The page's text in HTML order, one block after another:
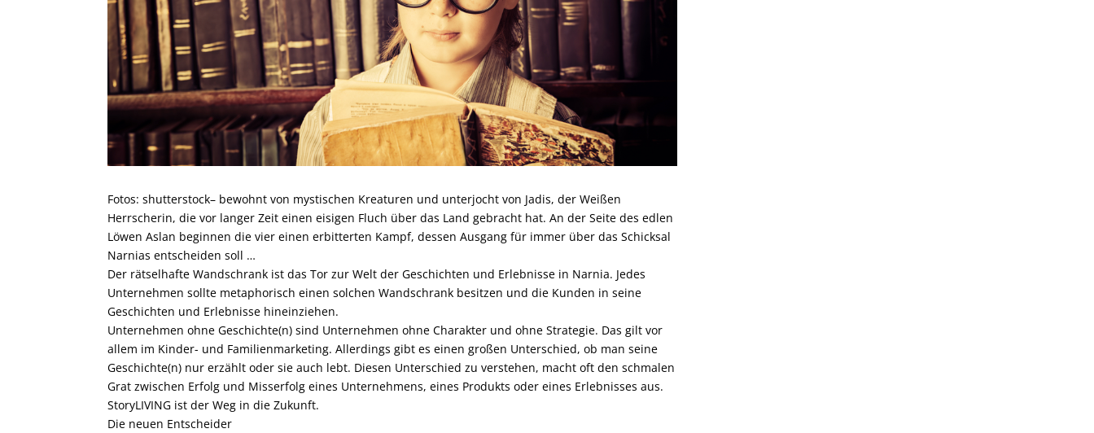
Fotos: shutterstock– bewohnt von mystischen Kreaturen und unterjocht von Jadis, der Weißen
Herrscherin, die vor langer Zeit einen eisigen Fluch über das Land gebracht hat. An der Seite des edlen
Löwen Aslan beginnen die vier einen erbitterten Kampf, dessen Ausgang für immer über das Schicksal
Narnias entscheiden soll …
Der rätselhafte Wandschrank ist das Tor zur Welt der Geschichten und Erlebnisse in Narnia. Jedes
Unternehmen sollte metaphorisch einen solchen Wandschrank besitzen und die Kunden in seine
Geschichten und Erlebnisse hineinziehen.
Unternehmen ohne Geschichte(n) sind Unternehmen ohne Charakter und ohne Strategie. Das gilt vor
allem im Kinder- und Familienmarketing. Allerdings gibt es einen großen Unterschied, ob man seine
Geschichte(n) nur erzählt oder sie auch lebt. Diesen Unterschied zu verstehen, macht oft den schmalen
Grat zwischen Erfolg und Misserfolg eines Unternehmens, eines Produkts oder eines Erlebnisses aus.
StoryLIVING ist der Weg in die Zukunft.
Die neuen Entscheider